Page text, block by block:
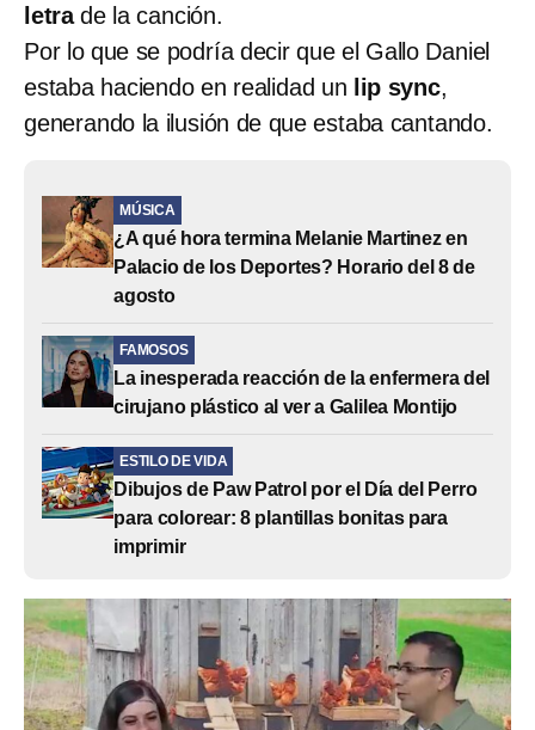
letrade la canción.
Por lo que se podría decir que el Gallo Daniel
estaba haciendo en realidad un lip sync,
generando la ilusión de que estaba cantando.
MÚSICA
¿A qué hora termina Melanie Martinez en
Palacio de los Deportes? Horario del 8 de
agosto
FAMOSOS
La inesperada reacción de la enfermera del
cirujano plástico al ver a Galilea Montijo
ESTILO DE VIDA
Dibujos de Paw Patrol por el Día del Perro
para colorear: 8 plantillas bonitas para
imprimir